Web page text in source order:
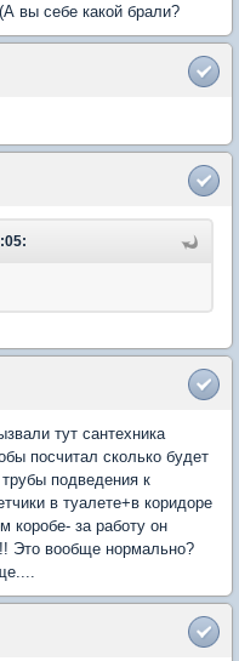
вы себе какой брали?
тут сантехника
посчитал сколько будет
подведения к
в туалете+в коридоре
коробе- за работу он
Это вообще нормально?